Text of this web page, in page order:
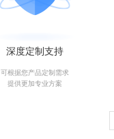
深度定制支持
可根据您产品定制需求
提供更加专业方案